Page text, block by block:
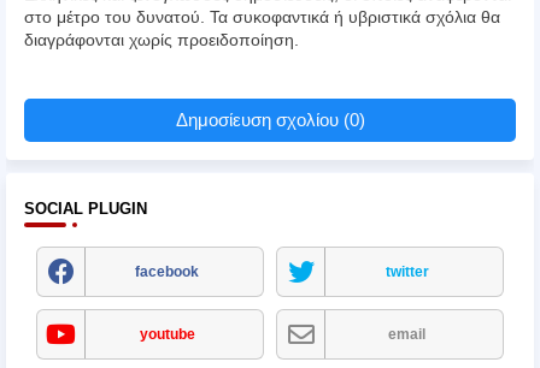
στο μέτρο του δυνατού. Τα συκοφαντικά ή υβριστικά σχόλια θα
διαγράφονται χωρίς προειδοποίηση.
Δημοσίευση σχολίου (0)
SOCIAL PLUGIN
facebook twitter
youtube email